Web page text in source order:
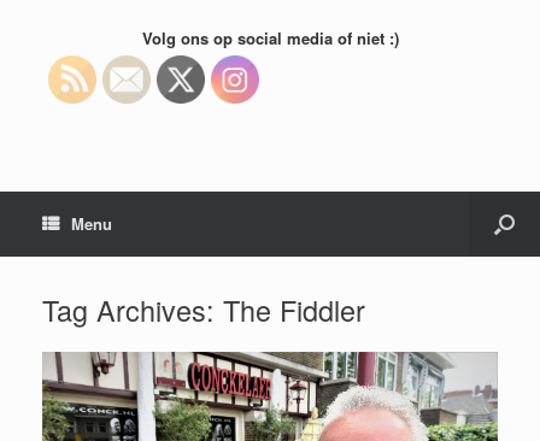
Volg ons op social media of niet :)
Menu
Tag Archives: The Fiddler